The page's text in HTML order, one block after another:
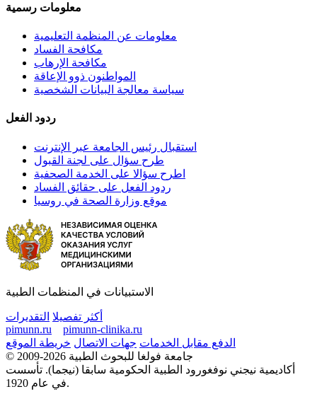
معلومات رسمية
معلومات عن المنظمة التعليمية
مكافحة الفساد
مكافحة الإرهاب
المواطنون ذوو الإعاقة
سياسة معالجة البيانات الشخصية
ردود الفعل
استقبال رئيس الجامعة عبر الإنترنت
طرح سؤال على لجنة القبول
اطرح سؤالا على الخدمة الصحفية
ردود الفعل على حقائق الفساد
موقع وزارة الصحة في روسيا
الاستبيانات في المنظمات الطبية
أكثر تفصيلا التقديرات
pimunn.ru
pimunn-clinika.ru
الدفع مقابل الخدمات جهات الاتصال خريطة الموقع
© 2009-2026 جامعة فولغا للبحوث الطبية
أكاديمية نيجني نوفغورود الطبية الحكومية سابقا (نيجما). تأسست
في عام 1920.